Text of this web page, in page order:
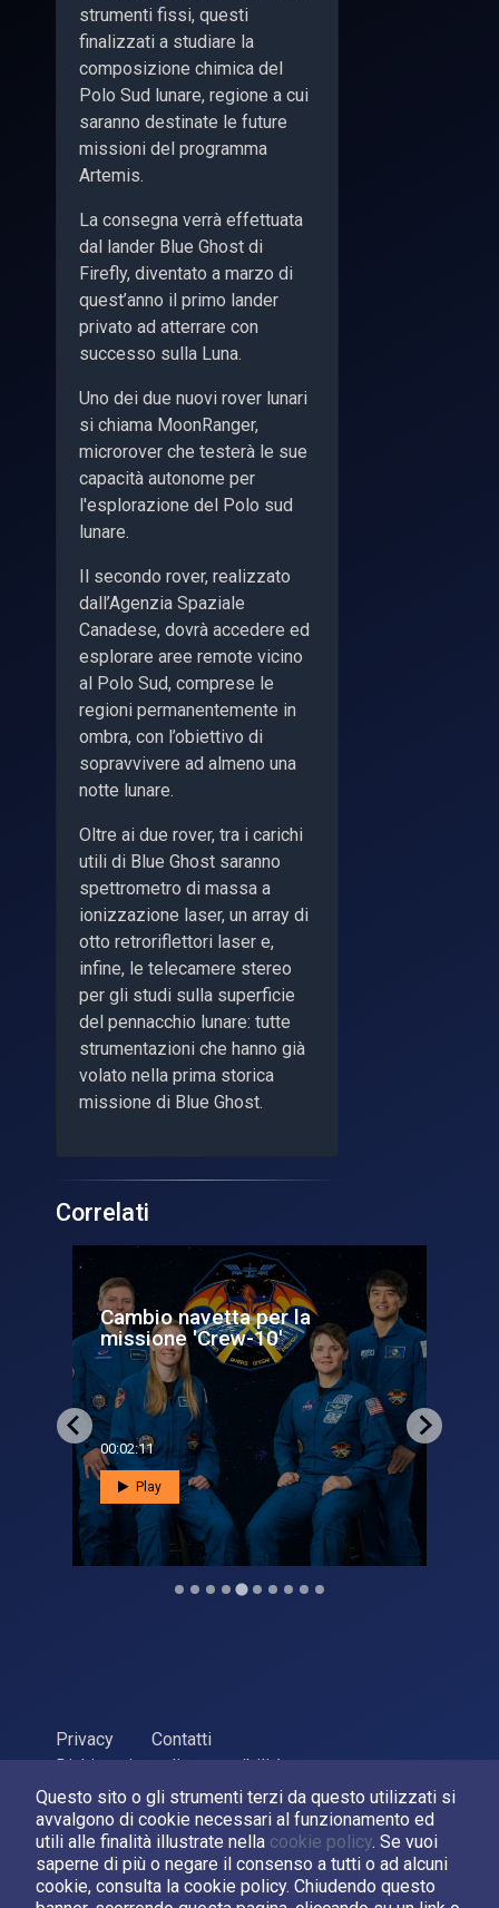
Questo sito o gli strumenti terzi da questo utilizzati si
avvalgono di cookie necessari al funzionamento ed
utili alle finalità illustrate nella cookie policy. Se vuoi
saperne di più o negare il consenso a tutti o ad alcuni
cookie, consulta la cookie policy. Chiudendo questo
strumenti fissi, questi
finalizzati a studiare la
composizione chimica del
Polo Sud lunare, regione a cui
saranno destinate le future
missioni del programma
Artemis.
La consegna verrà effettuata
dal lander Blue Ghost di
Firefly, diventato a marzo di
quest’anno il primo lander
privato ad atterrare con
successo sulla Luna.
Uno dei due nuovi rover lunari
si chiama MoonRanger,
microrover che testerà le sue
capacità autonome per
l'esplorazione del Polo sud
lunare.
Il secondo rover, realizzato
dall’Agenzia Spaziale
Canadese, dovrà accedere ed
esplorare aree remote vicino
al Polo Sud, comprese le
regioni permanentemente in
ombra, con l’obiettivo di
sopravvivere ad almeno una
notte lunare.
Oltre ai due rover, tra i carichi
utili di Blue Ghost saranno
spettrometro di massa a
ionizzazione laser, un array di
otto retroriflettori laser e,
infine, le telecamere stereo
per gli studi sulla superficie
del pennacchio lunare: tutte
strumentazioni che hanno già
volato nella prima storica
missione di Blue Ghost.
Correlati
Cambio navetta per la
missione 'Crew-10'
00:02:11
Play
Privacy
Contatti
Dichiarazione di accessibilità
ASI Agenzia Spaziale Italiana, 2026. P.Iva 03638121008
Sviluppato daLPM
Seguici su: